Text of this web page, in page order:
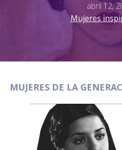
abril 12,
Mujeres
MUJERES DE LA